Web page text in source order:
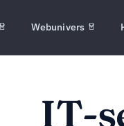
Webunivers
IT-